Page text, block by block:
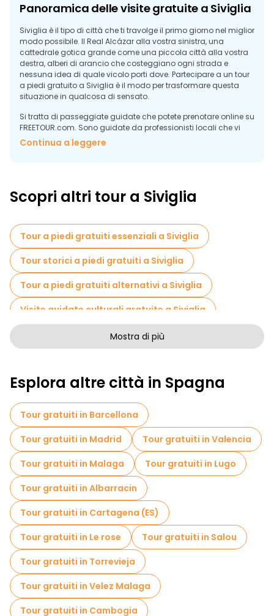
Panoramica delle visite gratuite a Siviglia
Siviglia è il tipo di città che ti travolge il primo giorno nel miglior
modo possibile. Il Real Alcázar alla vostra sinistra, una
cattedrale gotica grande come una piccola città alla vostra
destra, alberi di arancio che costeggiano ogni strada e
nessuna idea di quale vicolo porti dove. Partecipare a un tour
a piedi gratuito a Siviglia è il modo per trasformare questa
situazione in qualcosa di sensato.
Si tratta di passeggiate guidate che potete prenotare online su
FREETOUR.com. Sono guidate da professionisti locali che vi
permettono di esplorare punti di riferimento iconici come la
Cattedrale di Siviglia e il Barrio Santa Cruz, pagando quello
Siviglia
quelle strette viuzze e perdersi senza un contesto è uno spreco
di un luogo davvero straordinario. Partecipare a uno dei tour a
piedi gratuiti di Siviglia è la mossa migliore che farete durante
il viaggio.
Continua a leggere
Scopri altri tour a Siviglia
Tour a piedi gratuiti essenziali a Siviglia
Tour storici a piedi gratuiti a Siviglia
Tour a piedi gratuiti alternativi a Siviglia
Visite guidate culturali gratuite a Siviglia
Tour a piedi senza arte a Siviglia
Pub Crawl tour a Siviglia
Attività sportive a Siviglia
Visite autoguidate in Siviglia
Giochi di fuga in Siviglia
Visite gratuite ai quartieri ebraici di Siviglia
Biglietti d'ingresso in Siviglia
Visite gratuite alle leggende e al mistero in Siviglia
Musei in Siviglia
Visita gratuita del centro storico Siviglia
Visite al mercato in Siviglia
Mostra di più
Esplora altre città in Spagna
Tour gratuiti in Barcellona
Tour gratuiti in Madrid
Tour gratuiti in Valencia
Tour gratuiti in Malaga
Tour gratuiti in Lugo
Tour gratuiti in Albarracin
Tour gratuiti in Cartagena (ES)
Tour gratuiti in Le rose
Tour gratuiti in Salou
Tour gratuiti in Torrevieja
Tour gratuiti in Velez Malaga
Tour gratuiti in Cambogia